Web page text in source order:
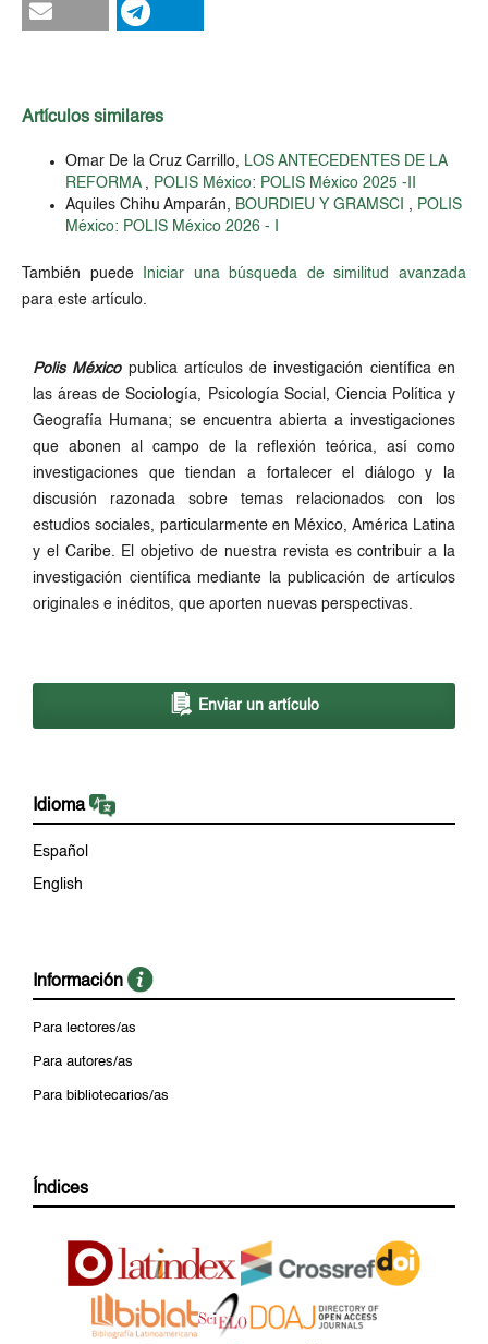
Artículos similares
Omar De la Cruz Carrillo, LOS ANTECEDENTES DE LA
REFORMA , POLIS México: POLIS México 2025 -II
Aquiles Chihu Amparán, BOURDIEU Y GRAMSCI , POLIS
México: POLIS México 2026 - I
También puede
Iniciar una búsqueda de similitud avanzada
para este artículo.
Polis Méxicopublica artículos de investigación científica en
las áreas de Sociología, Psicología Social, Ciencia Política y
Geografía Humana; se encuentra abierta a investigaciones
que abonen al campo de la reflexión teórica, así como
investigaciones que tiendan a fortalecer el diálogo y la
discusión razonada sobre temas relacionados con los
estudios sociales, particularmente en México, América Latina
y el Caribe. El objetivo de nuestra revista es contribuir a la
investigación científica mediante la publicación de artículos
originales e inéditos, que aporten nuevas perspectivas.
Enviar un artículo
Idioma
Español
English
Información
Para lectores/as
Para autores/as
Para bibliotecarios/as
Índices